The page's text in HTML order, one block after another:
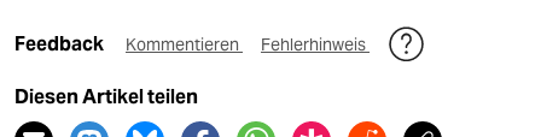
Feedback Kommentieren Fehlerhinweis
Diesen Artikel teilen